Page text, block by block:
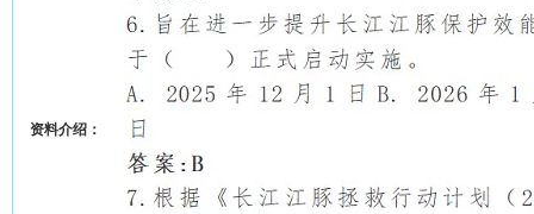
资料介绍：